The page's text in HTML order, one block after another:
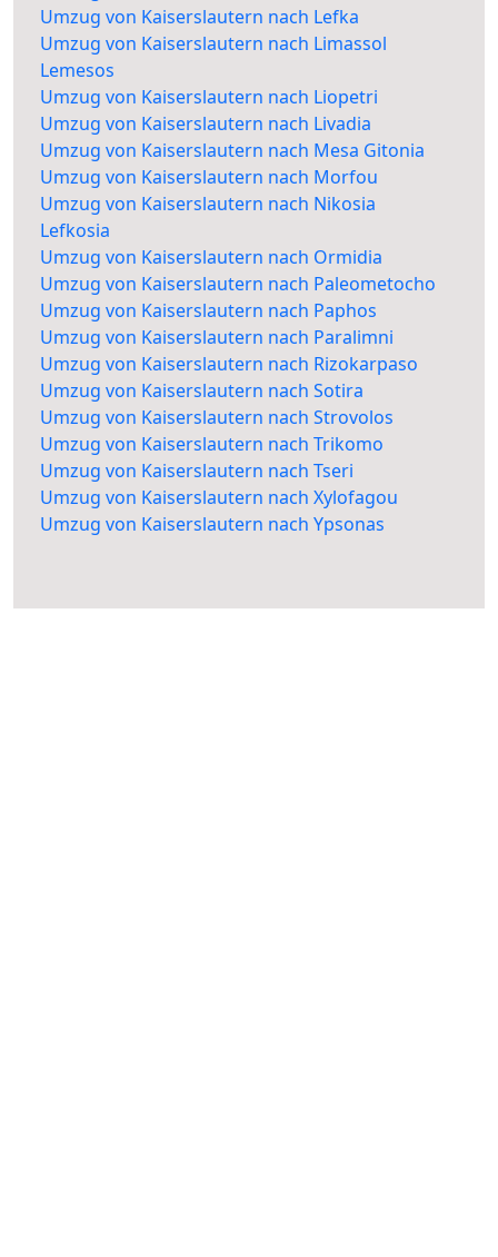
Umzug von Kaiserslautern nach Lefka
Umzug von Kaiserslautern nach Limassol
Lemesos
Umzug von Kaiserslautern nach Liopetri
Umzug von Kaiserslautern nach Livadia
Umzug von Kaiserslautern nach Mesa Gitonia
Umzug von Kaiserslautern nach Morfou
Umzug von Kaiserslautern nach Nikosia
Lefkosia
Umzug von Kaiserslautern nach Ormidia
Umzug von Kaiserslautern nach Paleometocho
Umzug von Kaiserslautern nach Paphos
Umzug von Kaiserslautern nach Paralimni
Umzug von Kaiserslautern nach Rizokarpaso
Umzug von Kaiserslautern nach Sotira
Umzug von Kaiserslautern nach Strovolos
Umzug von Kaiserslautern nach Trikomo
Umzug von Kaiserslautern nach Tseri
Umzug von Kaiserslautern nach Xylofagou
Umzug von Kaiserslautern nach Ypsonas